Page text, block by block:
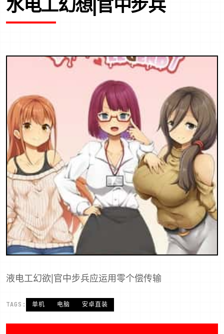
水电工幻想|官中步兵
液电工幻欲|官中步兵应运用零个偿传输
TAGS: 单机 电脑 安卓直装